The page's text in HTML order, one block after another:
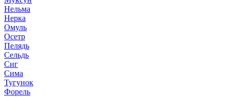
Нельма
Нерка
Омуль
Осетр
Пелядь
Сельдь
Сиг
Сима
Тугунок
Форель